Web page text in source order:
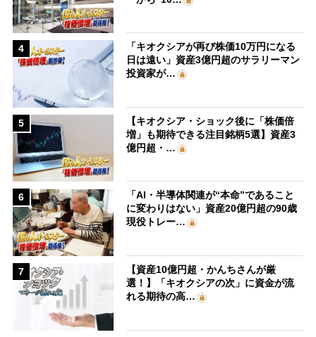
4
「キオクシアが再び株価10万円になる
日は遠い」資産3億円超のサラリーマン
投資家が…
5
【キオクシア・ショック後に「株価倍
増」も期待できる注目銘柄5選】資産3
億円超・…
6
「AI・半導体関連が“本命”であること
に変わりはない」資産20億円超の90歳
現役トレー…
7
【資産10億円超・かんちさんが厳
選！】「キオクシアの次」に資金が流
れる期待の高…